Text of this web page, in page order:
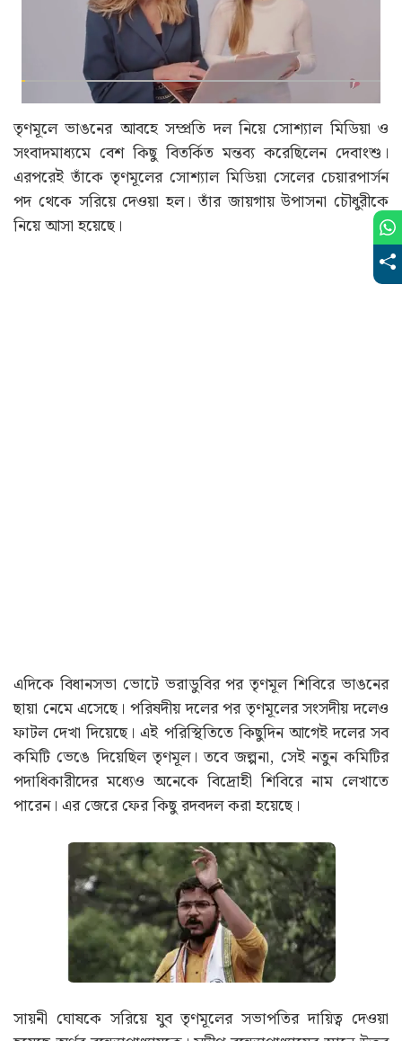
অ্যাকাউন্টে ঢুকবে? নয়া আপডেট জানুন
Advertisement
তৃণমূলে ভাঙনের আবহে সম্প্রতি দল নিয়ে সোশ্যাল মিডিয়া ও
এদিকে বিধানসভা ভোটে ভরাডুবির পর তৃণমূল শিবিরে ভাঙনের
ছায়া নেমে এসেছে। পরিষদীয় দলের পর তৃণমূলের সংসদীয় দলেও
ফাটল দেখা দিয়েছে। এই পরিস্থিতিতে কিছুদিন আগেই দলের সব
কমিটি ভেঙে দিয়েছিল তৃণমূল। তবে জল্পনা, সেই নতুন কমিটির
পদাধিকারীদের মধ্যেও অনেকে বিদ্রোহী শিবিরে নাম লেখাতে
পারেন। এর জেরে ফের কিছু রদবদল করা হয়েছে।